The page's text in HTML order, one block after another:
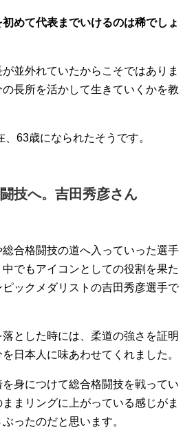
めて代表までいけるのは稀でしょ
並外れていたからこそではありま
長所を活かして生きていくかを教
63歳になられたそうです。
技へ。吉田秀彦さん
合格闘技の道へ入っていった選手
でもアイコンとしての役割を果た
ックメダリストの吉田秀彦選手で
とした時には、柔道の強さを証明
日本人に味あわせてくれました。
身につけて総合格闘技を戦ってい
まリングに上がっている感じがま
ったのだと思います。